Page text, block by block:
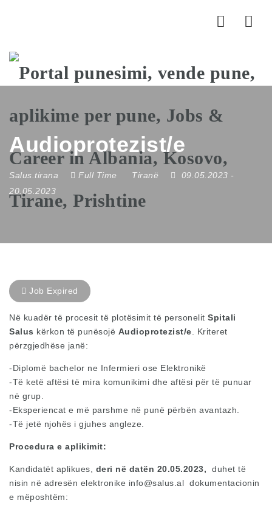
Audioprotezist/e
Salus.tirana Full Time Tiranë 09.05.2023 -
20.05.2023
Job Expired
Në kuadër të procesit të plotësimit të personelit Spitali
Salus kërkon të punësojë Audioprotezist/e . Kriteret
përzgjedhëse janë:
-Diplomë bachelor ne Infermieri ose Elektronikë
-Të ketë aftësi të mira komunikimi dhe aftësi për të punuar
në grup.
-Eksperiencat e më parshme në punë përbën avantazh.
-Të jetë njohës i gjuhes angleze.
Procedura e aplikimit:
Kandidatët aplikues, deri në datën 20.05.2023,
duhet të
nisin në adresën elektronike info@salus.al dokumentacionin
e mëposhtëm: